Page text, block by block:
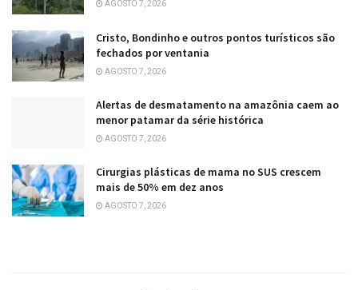
AGOSTO 7, 2026
Cristo, Bondinho e outros pontos turísticos são
fechados por ventania
AGOSTO 7, 2026
Alertas de desmatamento na amazônia caem ao
menor patamar da série histórica
AGOSTO 7, 2026
Cirurgias plásticas de mama no SUS crescem
mais de 50% em dez anos
AGOSTO 7, 2026